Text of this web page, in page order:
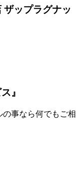
ザップラグナッ
』
事なら何でもご相